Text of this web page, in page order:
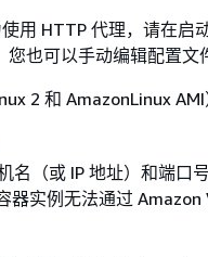
用 HTTP 代理，请在启
也可以手动编辑配置文
2 和 AmazonLinux AMI
（或 IP 地址）和端口
实例无法通过 Amazon